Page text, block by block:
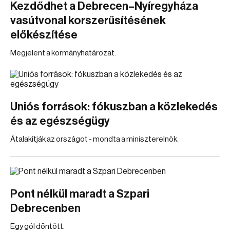
Kezdődhet a Debrecen–Nyíregyháza
vasútvonal korszerűsítésének
előkészítése
Megjelent a kormányhatározat.
Uniós források: fókuszban a közlekedés
és az egészségügy
Átalakítják az országot - mondta a miniszterelnök.
Pont nélkül maradt a Szpari
Debrecenben
Egy gól döntött.